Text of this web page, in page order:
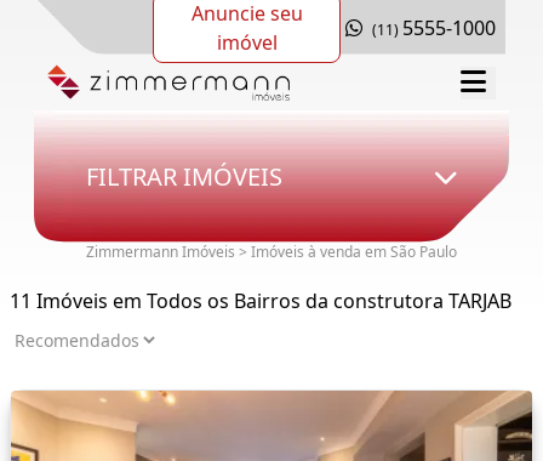
Anuncie seu
imóvel
(11) 5555-1000
FILTRAR IMÓVEIS
Zimmermann Imóveis > Imóveis à venda em São Paulo
11 Imóveis em Todos os Bairros da construtora TARJAB